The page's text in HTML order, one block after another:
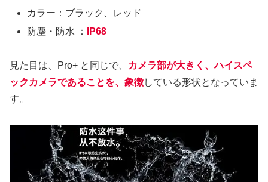
カラー：ブラック、レッド
防塵・防水 ：
IP68
見た目は、Pro+ と同じで、
カメラ部が大きく、ハイスペ
ックカメラであることを、象徴している形状となっていま
す。